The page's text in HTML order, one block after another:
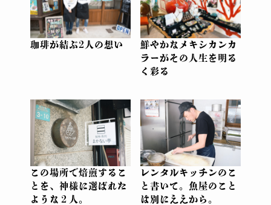
珈琲が結ぶ2人の想い
鮮やかなメキシカンカ
ラーがその人生を明る
く彩る
この場所で焙煎するこ
とを、神様に選ばれた
ような２人。
レンタルキッチンのこ
と書いて。魚屋のこと
は別にええから。